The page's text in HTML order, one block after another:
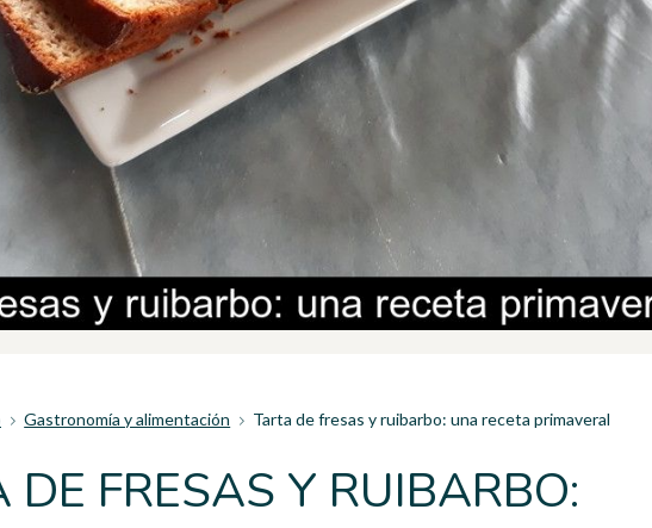
Gastronomía y alimentación Tarta de fresas y ruibarbo: una receta primaveral
DE FRESAS Y RUIBARBO: